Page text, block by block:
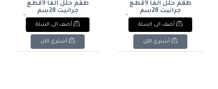
طقم حلل الفا 9قطع
جرانيت 28سم
بالجريلةمن دريمDream
Alpha 9-piece granite
cookware set, 28cm, with
grill
أضف الى السلة
أشتري الآن
طقم حلل الفا 9قطع
جرانيت 28سم
بالجريلةمن دريمDream
Alpha 9-piece granite
cookware set, 28cm, with
grill
أضف الى السلة
أشتري الآن